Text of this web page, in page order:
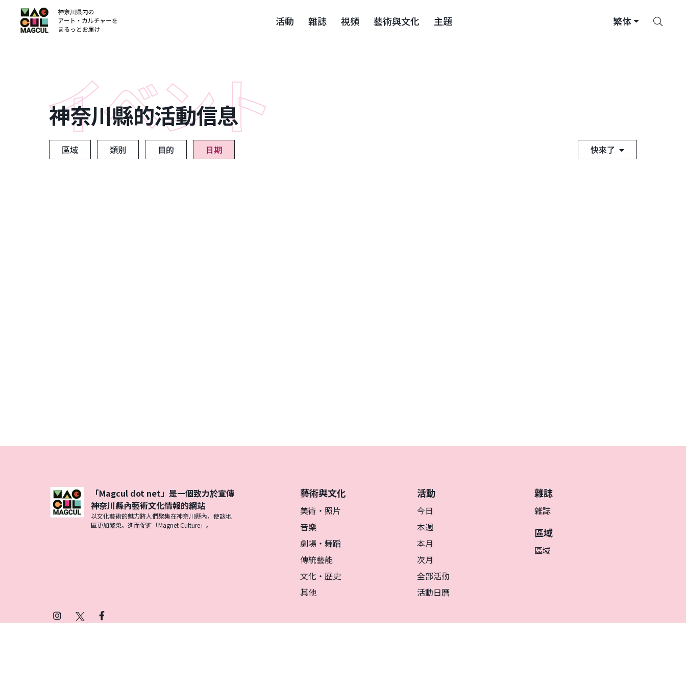
活動 雜誌 視頻 藝術與文化 主題 繁体
索
ン
テ
ン
神奈川縣的活動信息
區域 類別 目的 日期 快來了
藝術與文化
美術・照片
音樂
劇場・舞蹈
傳統藝能
文化・歷史
其他
活動
今日
本週
本月
次月
全部活動
活動日曆
雜誌
雜誌
區域
區域
「Magcul dot net」是一個致力於宣傳
神奈川縣內藝術文化情報的網站
以文化藝術的魅力將人們聚集在神奈川縣內，使該地
區更加繁榮。進而促進「Magnet Culture」。
InstagramFacebook